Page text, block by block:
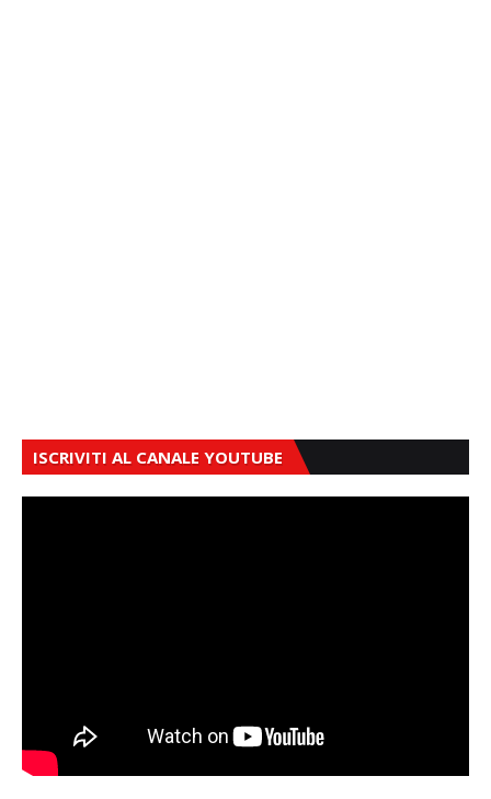
ISCRIVITI AL CANALE YOUTUBE